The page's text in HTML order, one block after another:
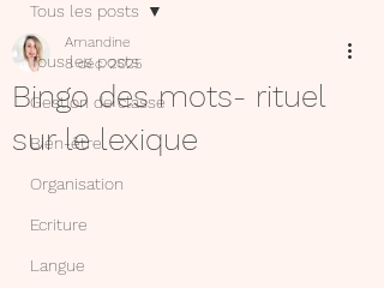
Tous les posts
Gestion de classe
Bien-être
Organisation
Ecriture
Langue
Tous les posts
Bingo des mots- rituel
sur le lexique
Amandine
8 déc. 2025